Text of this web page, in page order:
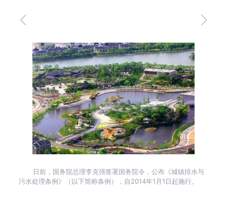
日前，国务院总理李克强签署国务院令，公布《城镇排水与
污水处理条例》（以下简称条例），自2014年1月1日起施行。